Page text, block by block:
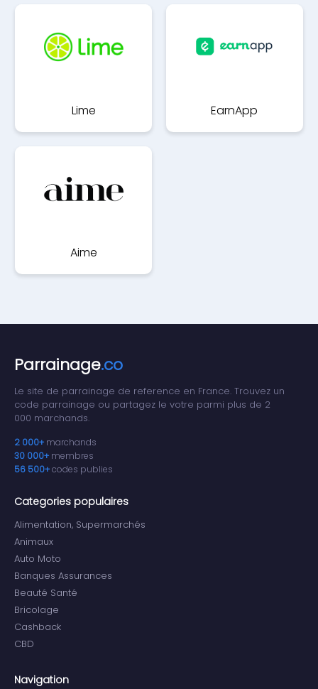
Lime EarnApp
Aime
Parrainage.co
Le site de parrainage de reference en France. Trouvez un
code parrainage ou partagez le votre parmi plus de 2
000 marchands.
2 000+ marchands
30 000+ membres
56 500+codes publies
Categories populaires
Alimentation, Supermarchés
Animaux
Auto Moto
Banques Assurances
Beauté Santé
Bricolage
Cashback
CBD
Navigation